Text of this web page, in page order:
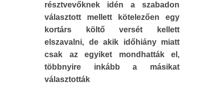
résztvevőknek idén a szabadon
választott mellett kötelezően egy
kortárs költő versét kellett
elszavalni, de akik időhiány miatt
csak az egyiket mondhatták el,
többnyire inkább a másikat
választották